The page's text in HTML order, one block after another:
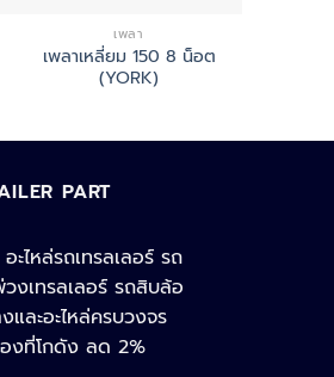
เพลา
เพลาเหลี่ยม 150 8 น็อต
(YORK)
PART
ะไหล่รถเทรลเลอร์ รถ
งเทรลเลอร์ รถสิบล้อ
และอะไหล่ครบวงจร
องที่โกดัง ลด 2%